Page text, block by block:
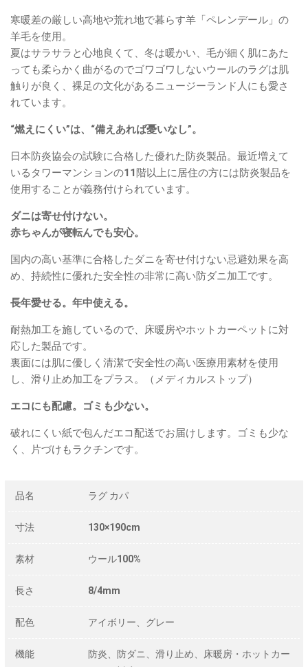
寒暖差の厳しい高地や荒れ地で暮らす羊「ペレンデール」の
羊毛を使用。
夏はサラサラと心地良くて、冬は暖かい、毛が細く肌にあた
っても柔らかく曲がるのでゴワゴワしないウールのラグは肌
触りが良く、裸足の文化があるニュージーランド人にも愛さ
れています。
“燃えにくい”は、“備えあれば憂いなし”。
日本防炎協会の試験に合格した優れた防炎製品。最近増えて
いるタワーマンションの11階以上に居住の方には防炎製品を
使用することが義務付けられています。
ダニは寄せ付けない。
赤ちゃんが寝転んでも安心。
国内の高い基準に合格したダニを寄せ付けない忌避効果を高
め、持続性に優れた安全性の非常に高い防ダニ加工です。
長年愛せる。年中使える。
耐熱加工を施しているので、床暖房やホットカーペットに対
応した製品です。
裏面には肌に優しく清潔で安全性の高い医療用素材を使用
し、滑り止め加工をプラス。（メディカルストップ）
エコにも配慮。ゴミも少ない。
破れにくい紙で包んだエコ配送でお届けします。ゴミも少な
く、片づけもラクチンです。
品名 ラグ カパ
寸法 130×190cm
素材 ウール100%
長さ 8/4mm
配色 アイボリー、グレー
機能
防炎、防ダニ、滑り止め、床暖房・ホットカー